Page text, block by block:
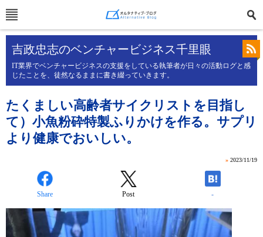
吉政忠志のベンチャービジネス千里眼
IT業界でベンチャービジネスの支援をしている執筆者が日々の活動ログと感
じたことを、徒然なるままに書き綴っていきます。
たくましい高齢者サイクリストを目指し
て）小魚粉砕特製ふりかけを作る。サプリ
より健康でおいしい。
» 2023/11/19
Share Post -